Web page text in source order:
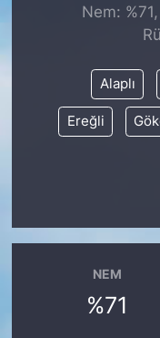
Nem:
Alaplı
Ereğli
NEM
%71